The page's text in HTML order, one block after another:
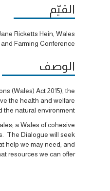
القيّم
Ricketts Hein, Wales
Farming Conference
الوصف
(Wales) Act 2015), the
the health and welfare
the natural environment.
a Wales of cohesive
The Dialogue will seek
help we may need; and
resources we can offer.